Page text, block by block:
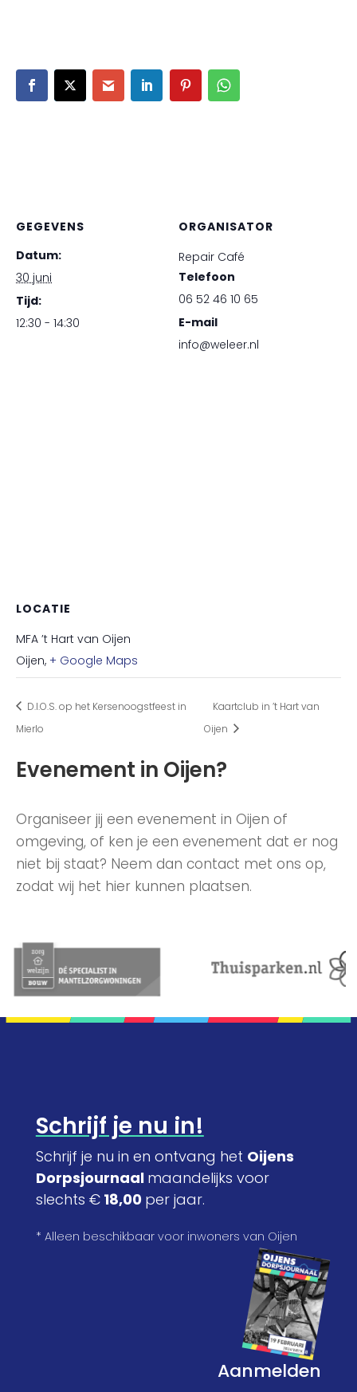
GEGEVENS
Datum:
30 juni
Tijd:
12:30 - 14:30
ORGANISATOR
Repair Café
Telefoon
06 52 46 10 65
E-mail
info@weleer.nl
LOCATIE
MFA ’t Hart van Oijen
Oijen, + Google Maps
D.I.O.S. op het Kersenoogstfeest in
Mierlo
Kaartclub in ’t Hart van
Oijen
Evenement in Oijen?
Organiseer jij een evenement in Oijen of
omgeving, of ken je een evenement dat er nog
niet bij staat? Neem dan contact met ons op,
zodat wij het hier kunnen plaatsen.
Schrijf je nu in!
Schrijf je nu in en ontvang het Oijens
Dorpsjournaal maandelijks voor
slechts €18,00 per jaar.
* Alleen beschikbaar voor inwoners van Oijen
Aanmelden